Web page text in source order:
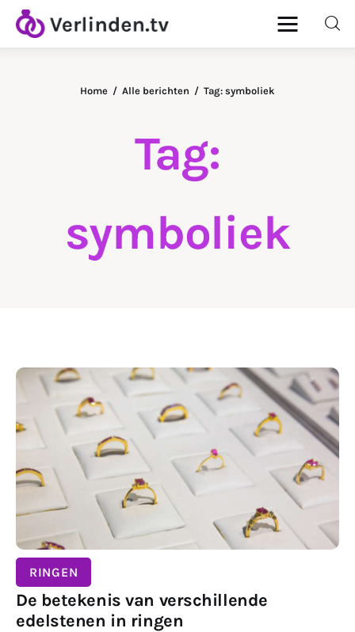
Tag:
symboliek
Home Alle berichten Tag: symboliek
Horloges
RINGEN
De betekenis van verschillende
edelstenen in ringen